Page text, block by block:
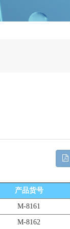
产品货号
M-8161
M-8162